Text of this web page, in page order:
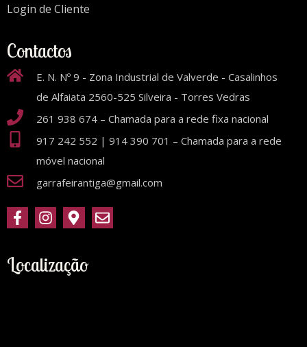
Login de Cliente
Contactos
E. N. Nº 9 - Zona Industrial de Valverde - Casalinhos
de Alfaiata 2560-525 Silveira - Torres Vedras
261 938 674 – Chamada para a rede fixa nacional
917 242 552 | 914 390 701 – Chamada para a rede
móvel nacional
garrafeirantiga@gmail.com
Localização